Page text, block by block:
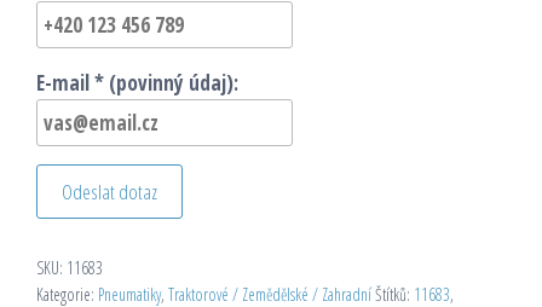
E-mail * (povinný údaj):
Odeslat dotaz
SKU: 11683
Kategorie: Pneumatiky, Traktorové / Zemědělské / ZahradníŠtítků: 11683,